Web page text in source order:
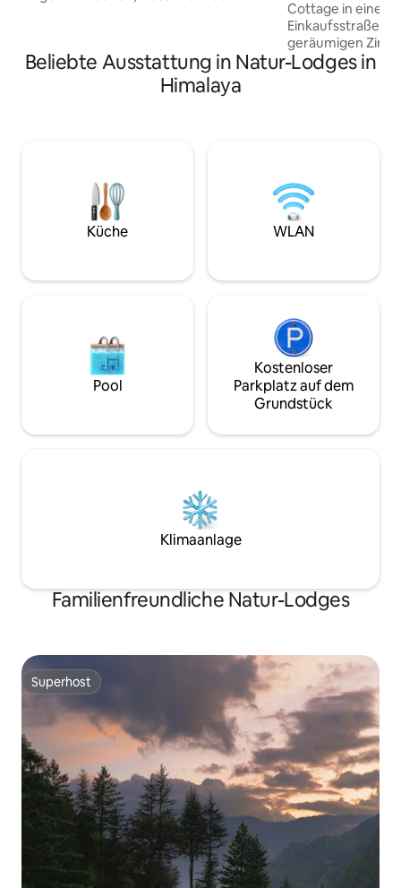
Aufenthalt für alle Sinne. Jim Corbett,
Nainital in bequemer Fahrweite. 2 Flüsse
in der Nähe. Mehrere Wanderungen,
Küchen-Esszimmer. Kotabagh-Markt – 2
Unterkunft.
Cottage in einem
Einkaufsstraße
geräumigen
Aussicht auf die
Natur
Lagerfeuer. Wenn du während deines
Aufenthalts in
musst, haben wir
Beliebte Ausstattung in Natur-Lodges in
Himalaya
Küche WLAN
Pool
Kostenloser
Parkplatz auf dem
Grundstück
Klimaanlage
Familienfreundliche Natur-Lodges
Superhost
Superhost